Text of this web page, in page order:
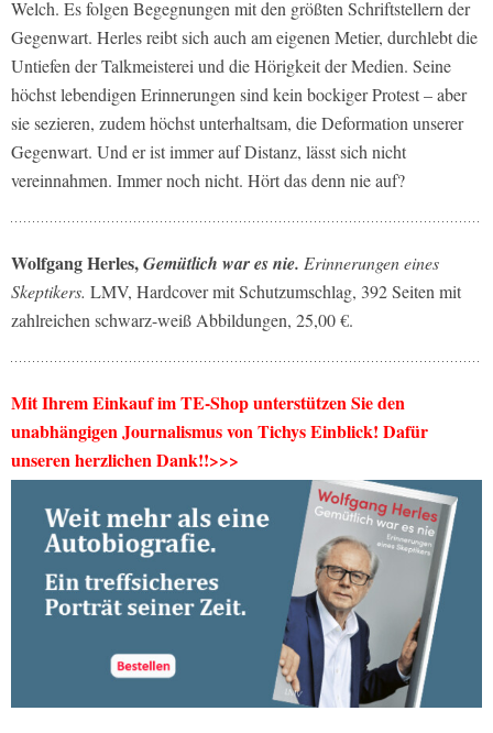
Welch. Es folgen Begegnungen mit den größten Schriftstellern der
Gegenwart. Herles reibt sich auch am eigenen Metier, durchlebt die
Untiefen der Talkmeisterei und die Hörigkeit der Medien. Seine
höchst lebendigen Erinnerungen sind kein bockiger Protest – aber
sie sezieren, zudem höchst unterhaltsam, die Deformation unserer
Gegenwart. Und er ist immer auf Distanz, lässt sich nicht
vereinnahmen. Immer noch nicht. Hört das denn nie auf?
Wolfgang Herles,Gemütlich war es nie. Erinnerungen eines
Skeptikers. LMV, Hardcover mit Schutzumschlag, 392 Seiten mit
zahlreichen schwarz-weiß Abbildungen, 25,00 €.
Mit Ihrem Einkauf im TE-Shop unterstützen Sie den
unabhängigen Journalismus von Tichys Einblick! Dafür
unseren herzlichen Dank!!>>>